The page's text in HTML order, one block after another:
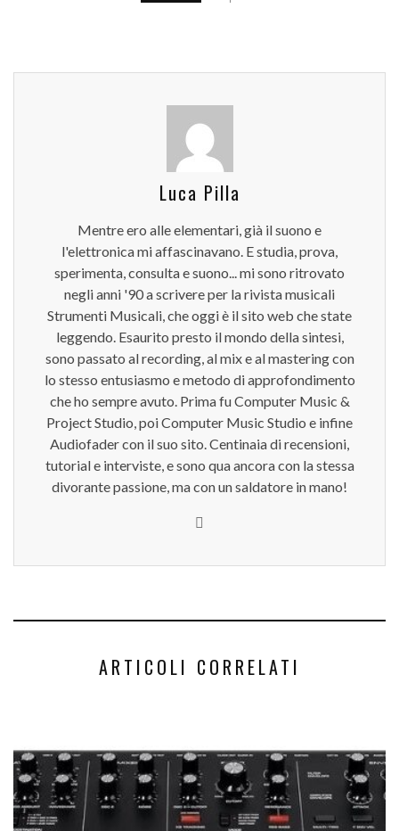
Luca Pilla
Mentre ero alle elementari, già il suono e
l'elettronica mi affascinavano. E studia, prova,
sperimenta, consulta e suono... mi sono ritrovato
negli anni '90 a scrivere per la rivista musicali
Strumenti Musicali, che oggi è il sito web che state
leggendo. Esaurito presto il mondo della sintesi,
sono passato al recording, al mix e al mastering con
lo stesso entusiasmo e metodo di approfondimento
che ho sempre avuto. Prima fu Computer Music &
Project Studio, poi Computer Music Studio e infine
Audiofader con il suo sito. Centinaia di recensioni,
tutorial e interviste, e sono qua ancora con la stessa
divorante passione, ma con un saldatore in mano!
ARTICOLI CORRELATI